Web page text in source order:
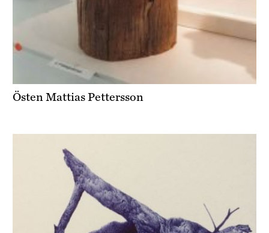
Östen Mattias Pettersson